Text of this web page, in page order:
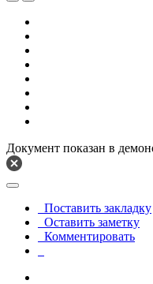
Документ показан в
Поставить закладку
Оставить заметку
Комментировать